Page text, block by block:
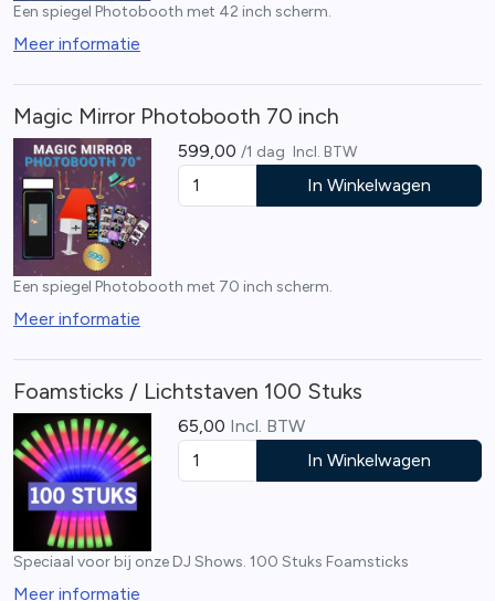
Een spiegel Photobooth met 42 inch scherm.
Meer informatie
Magic Mirror Photobooth 70 inch
599,00 /1 dag Incl. BTW
In Winkelwagen
Een spiegel Photobooth met 70 inch scherm.
Meer informatie
Foamsticks / Lichtstaven 100 Stuks
65,00 Incl. BTW
In Winkelwagen
Speciaal voor bij onze DJ Shows. 100 Stuks Foamsticks
Meer informatie